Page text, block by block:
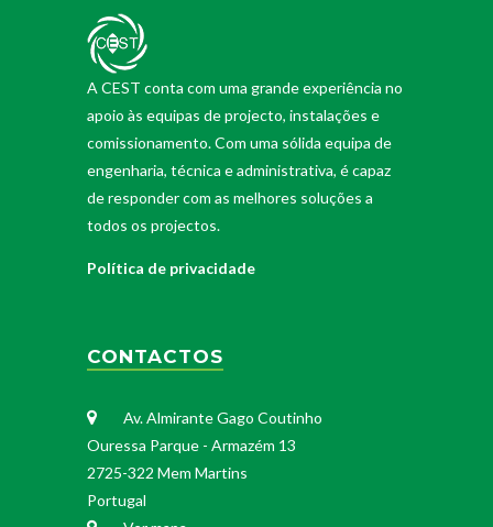
A CEST conta com uma grande experiência no
apoio às equipas de projecto, instalações e
comissionamento. Com uma sólida equipa de
engenharia, técnica e administrativa, é capaz
de responder com as melhores soluções a
todos os projectos.
Política de privacidade
CONTACTOS
Av. Almirante Gago Coutinho
Ouressa Parque - Armazém 13
2725-322 Mem Martins
Portugal